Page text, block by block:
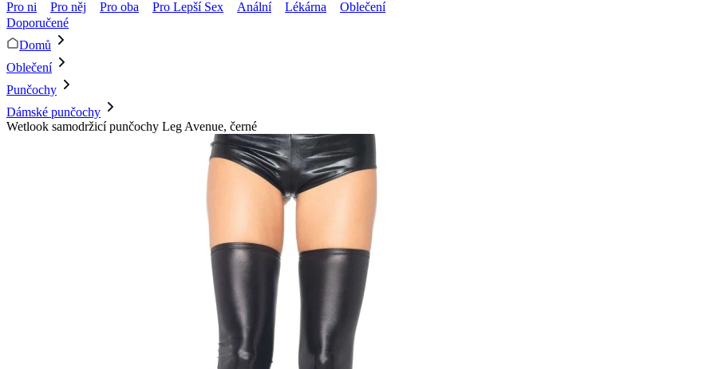
Pro ni Pro něj Pro oba Pro Lepší Sex Anální Lékárna
Oblečení
Doporučené
Domů
Oblečení
Punčochy
Dámské punčochy
Wetlook samodržicí punčochy Leg Avenue, černé